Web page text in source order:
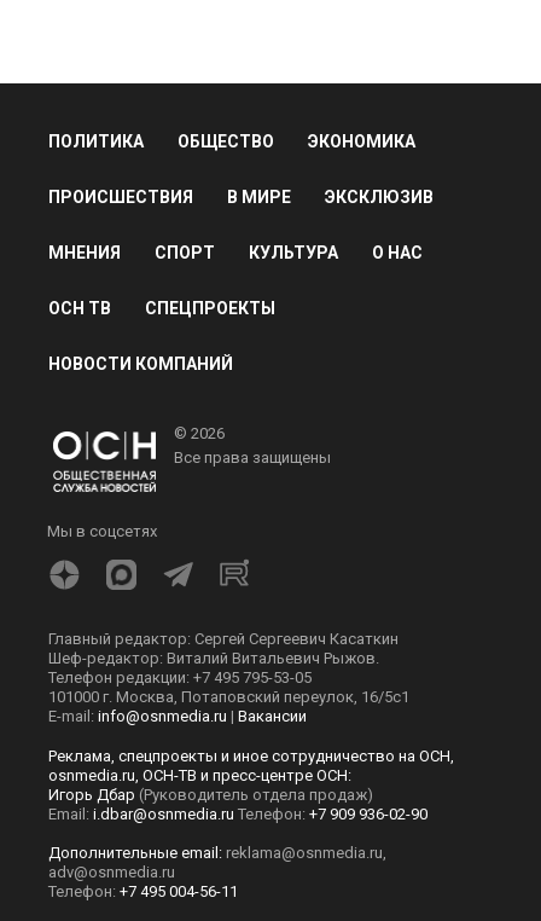
ПОЛИТИКА ОБЩЕСТВО ЭКОНОМИКА
ПРОИСШЕСТВИЯ В МИРЕ ЭКСКЛЮЗИВ
МНЕНИЯ СПОРТ КУЛЬТУРА О НАС
ОСН ТВ СПЕЦПРОЕКТЫ
НОВОСТИ КОМПАНИЙ
© 2026
Все права защищены
Мы в соцсетях
Главный редактор: Сергей Сергеевич Касаткин
Шеф-редактор: Виталий Витальевич Рыжов.
Телефон редакции: +7 495 795-53-05
101000 г. Москва, Потаповский переулок, 16/5с1
E-mail: info@osnmedia.ru | Вакансии
Реклама, спецпроекты и иное сотрудничество на ОСН,
osnmedia.ru, ОСН-ТВ и пресс-центре ОСН:
Игорь Дбар (Руководитель отдела продаж)
Email: i.dbar@osnmedia.ru Телефон: +7 909 936-02-90
Дополнительные email: reklama@osnmedia.ru,
adv@osnmedia.ru
Телефон: +7 495 004-56-11